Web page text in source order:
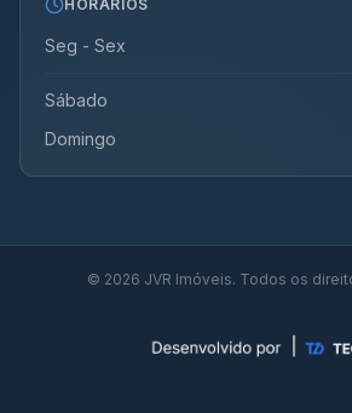
HORÁRIOS
Seg - Sex
Sábado
Domingo
© 2026 JVR Imóveis. Todos os